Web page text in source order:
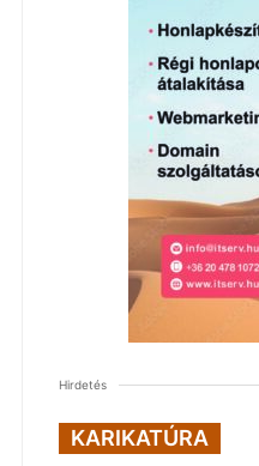
Hirdetés
KARIKATÚRA